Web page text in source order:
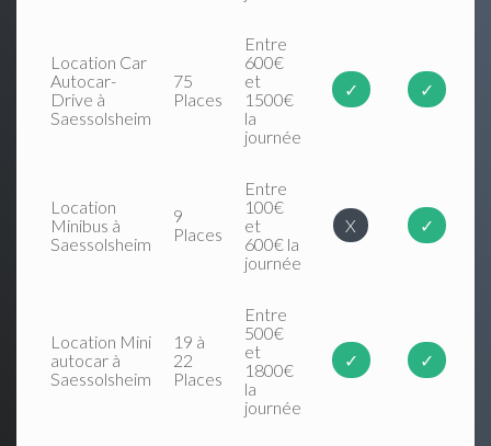
Location Car
Autocar-
Drive à
Saessolsheim
75
Places
Entre
600€
et
1500€
la
journée
✓ ✓
Location
Minibus à
Saessolsheim
9
Places
Entre
100€
et
600€ la
journée
X ✓
Location Mini
autocar à
Saessolsheim
19 à
22
Places
Entre
500€
et
1800€
la
journée
✓ ✓